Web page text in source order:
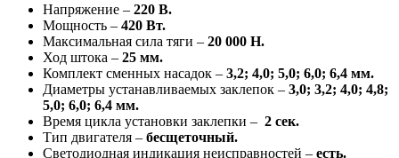
Напряжение – 220 В.
Мощность – 420 Вт.
Максимальная сила тяги – 20 000 Н.
Ход штока – 25 мм.
Комплект сменных насадок – 3,2; 4,0; 5,0; 6,0; 6,4 мм.
Диаметры устанавливаемых заклепок – 3,0; 3,2; 4,0; 4,8;
5,0; 6,0; 6,4 мм.
Время цикла установки заклепки – 2 сек.
Тип двигателя – бесщеточный.
Светодиодная индикация неисправностей – есть.